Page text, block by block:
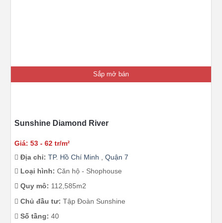
Sắp mở bán
Sunshine Diamond River
Giá: 53 - 62 tr/m²
Địa chỉ: TP. Hồ Chí Minh
Quận 7
Loại hình: Căn hộ - Shophouse
Quy mô: 112,585m2
Chủ đầu tư: Tập Đoàn Sunshine
Số tầng: 40